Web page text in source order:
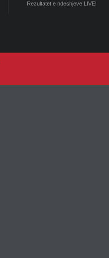
Rezultatet e ndeshjeve LIVE!